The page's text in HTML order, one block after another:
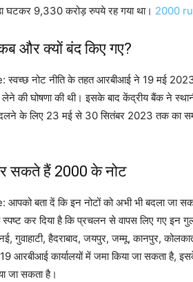
9,330 करोड़ रुपये रह गया था। 2000
और क्यों बंद किए गए?
नोट नीति के तहत आरबीआई ने 19 मई
की घोषणा की थी। इसके बाद केंद्रीय बैंक ने
के लिए 23 मई से 30 सितंबर 2023 तक का समय
सकते हैं 2000 के नोट
बता दें कि इन नोटों को अभी भी बदला जा
कर दिया है कि प्रचलन से वापस लिए गए इन
गुवाहाटी, हैदराबाद, जयपुर, जम्मू, कानपुर,
आरबीआई कार्यालयों में जमा किया जा सकता है,
जा सकता है।